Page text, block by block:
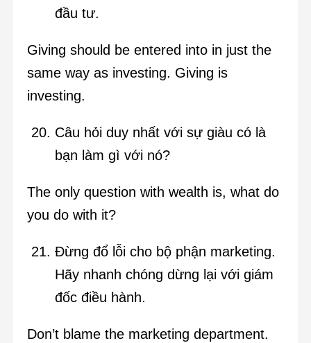
đầu tư.
Giving should be entered into in just the
same way as investing. Giving is
investing.
Câu hỏi duy nhất với sự giàu có là
bạn làm gì với nó?
The only question with wealth is, what do
you do with it?
Đừng đổ lỗi cho bộ phận marketing.
Hãy nhanh chóng dừng lại với giám
đốc điều hành.
Don’t blame the marketing department.